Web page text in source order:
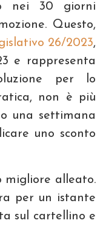
nei 30 giorni
Questo,
26/2023,
e rappresenta
per lo
non è più
una settimana
uno sconto
migliore alleato.
per un istante
sul cartellino e